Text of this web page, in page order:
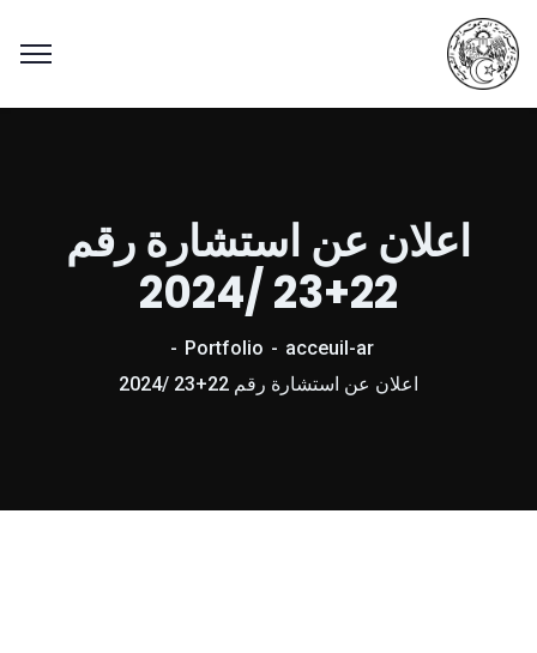
اعلان عن استشارة رقم
22+23 /2024
acceuil-ar
Portfolio
اعلان عن استشارة رقم 22+23 /2024